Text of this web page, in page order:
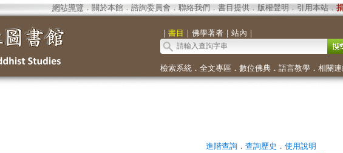
網站導覽 ． 關於本館． 諮詢委員會． 聯絡我們 ． 書目提供． 版權聲明 ． 引用本站．
｜ 書目 ｜ 佛學著者｜ 站內 ｜
檢索系統． 全文專區 ． 數位佛典． 語言教學． 相關連
進階查詢． 查詢歷史 ． 使用說明